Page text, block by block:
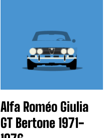
Alfa Roméo Giulia
GT Bertone 1971-